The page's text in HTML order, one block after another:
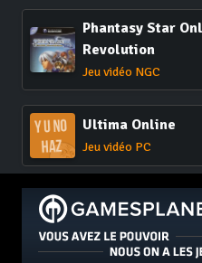
Phantasy Star
Revolution
Jeu vidéo NGC
Ultima Online
Jeu vidéo PC